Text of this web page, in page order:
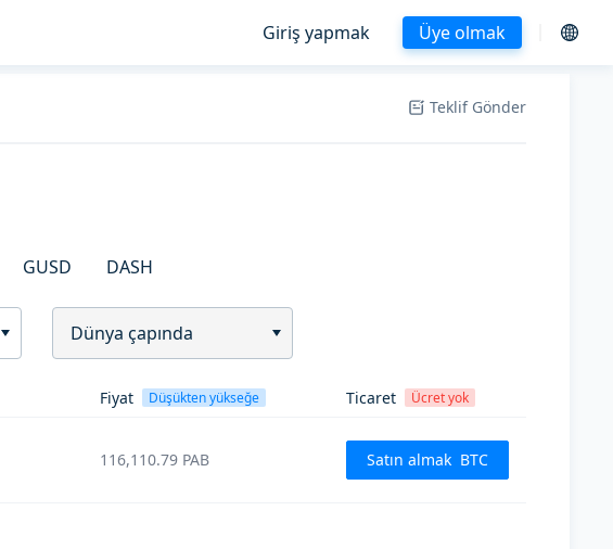
Giriş yapmak Üye olmak
Teklif Gönder
GUSD DASH
Dünya çapında
Fiyat Düşükten yükseğe Ticaret Ücret yok
116,110.79 PAB Satın almak BTC